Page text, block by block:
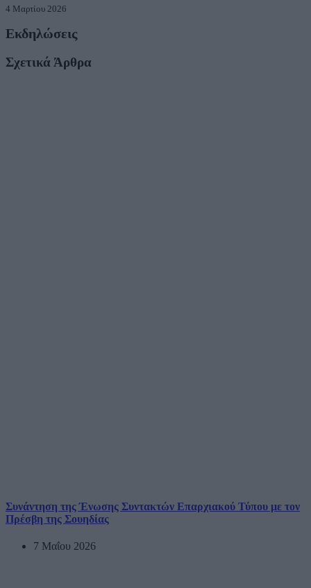
4 Μαρτίου 2026
Εκδηλώσεις
Σχετικά Άρθρα
Συνάντηση της Ένωσης Συντακτών Επαρχιακού Τύπου με τον
Πρέσβη της Σουηδίας
7 Μαΐου 2026